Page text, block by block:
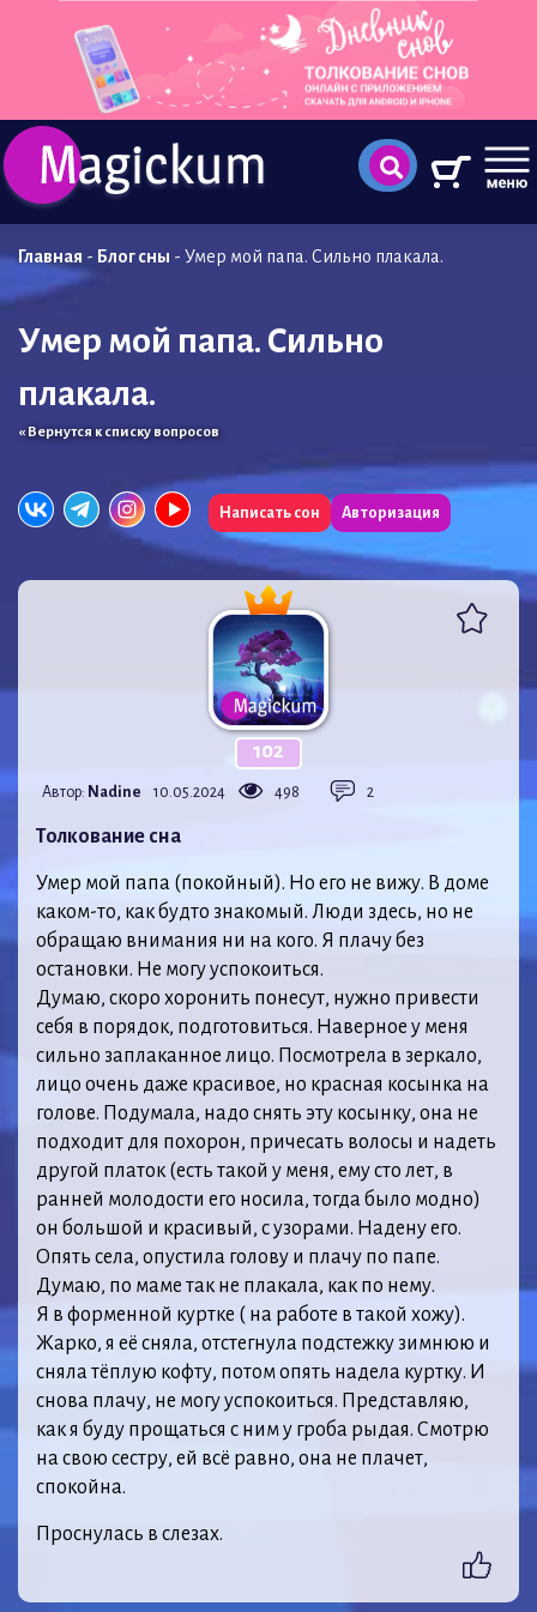
Главная - Блог сны - Умер мой папа. Сильно плакала.
Умер мой папа. Сильно
плакала.
« Вернутся к списку вопросов
Написать сон Авторизация
102
Автор: Nadine 10.05.2024 498 2
Толкование сна
Умер мой папа (покойный). Но его не вижу. В доме
каком-то, как будто знакомый. Люди здесь, но не
обращаю внимания ни на кого. Я плачу без
остановки. Не могу успокоиться.
Думаю, скоро хоронить понесут, нужно привести
себя в порядок, подготовиться. Наверное у меня
сильно заплаканное лицо. Посмотрела в зеркало,
лицо очень даже красивое, но красная косынка на
голове. Подумала, надо снять эту косынку, она не
подходит для похорон, причесать волосы и надеть
другой платок (есть такой у меня, ему сто лет, в
ранней молодости его носила, тогда было модно)
он большой и красивый, с узорами. Надену его.
Опять села, опустила голову и плачу по папе.
Думаю, по маме так не плакала, как по нему.
Я в форменной куртке ( на работе в такой хожу).
Жарко, я её сняла, отстегнула подстежку зимнюю и
сняла тёплую кофту, потом опять надела куртку. И
снова плачу, не могу успокоиться. Представляю,
как я буду прощаться с ним у гроба рыдая. Смотрю
на свою сестру, ей всё равно, она не плачет,
спокойна.
Проснулась в слезах.